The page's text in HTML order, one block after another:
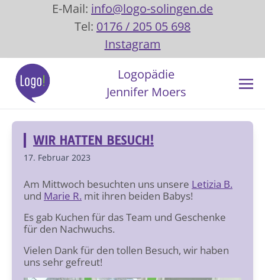
E-Mail: info@logo-solingen.de
Tel: 0176 / 205 05 698
Instagram
Logopädie
Jennifer Moers
WIR HATTEN BESUCH!
17. Februar 2023
Am Mittwoch besuchten uns unsere Letizia B.
und Marie R. mit ihren beiden Babys!
Es gab Kuchen für das Team und Geschenke
für den Nachwuchs.
Vielen Dank für den tollen Besuch, wir haben
uns sehr gefreut!